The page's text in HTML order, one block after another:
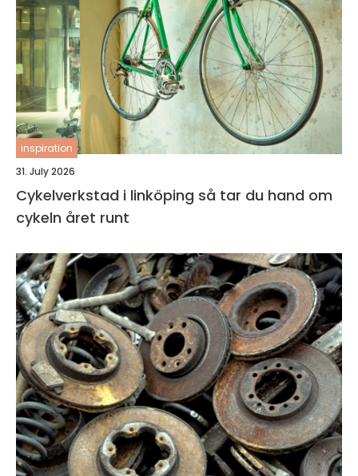
inspiration
31. July 2026
Cykelverkstad i linköping så tar du hand om
cykeln året runt